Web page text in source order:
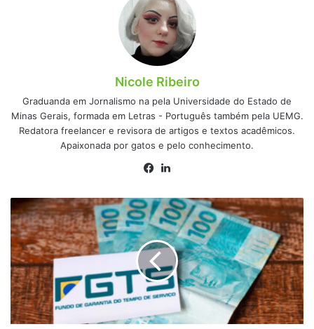
Nicole Ribeiro
Graduanda em Jornalismo na pela Universidade do Estado de
Minas Gerais, formada em Letras - Português também pela UEMG.
Redatora freelancer e revisora de artigos e textos acadêmicos.
Apaixonada por gatos e pelo conhecimento.
Facebook
Saque-
aniversário
do
FGTS
começa
a
operar
com
novas